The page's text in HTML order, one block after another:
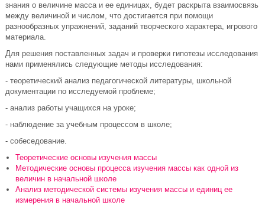
знания о величине масса и ее единицах, будет раскрыта взаимосвязь
между величиной и числом, что достигается при помощи
разнообразных упражнений, заданий творческого характера, игрового
материала.
Для решения поставленных задач и проверки гипотезы исследования
нами применялись следующие методы исследования:
- теоретический анализ педагогической литературы, школьной
документации по исследуемой проблеме;
- анализ работы учащихся на уроке;
- наблюдение за учебным процессом в школе;
- собеседование.
Теоретические основы изучения массы
Методические основы процесса изучения массы как одной из
величин в начальной школе
Анализ методической системы изучения массы и единиц ее
измерения в начальной школе